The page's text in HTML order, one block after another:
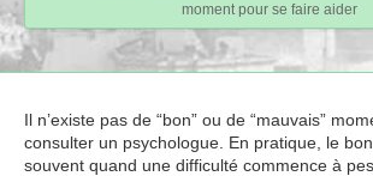
moment pour se faire aider
Il n’existe pas de “bon” ou de “mauvais”
consulter un psychologue. En pratique, le
souvent quand une difficulté commence à